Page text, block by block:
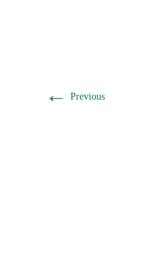
← Previous